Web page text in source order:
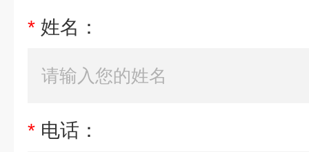
* 姓名：
* 电话：